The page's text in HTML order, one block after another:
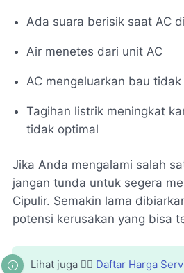
Ada suara berisik saat AC
Air menetes dari unit AC
AC mengeluarkan bau
Tagihan listrik meningkat
tidak optimal
Jika Anda mengalami salah
jangan tunda untuk segera
Cipulir. Semakin lama
potensi kerusakan yang bisa
Lihat juga 👉🏻 Daftar Harga